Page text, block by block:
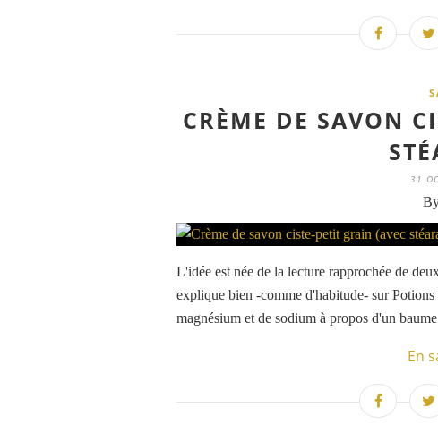
CRÈME DE SAVON
31
L'idée est née de la lecture rapprochée de
explique bien -comme d'habitude- sur
magnésium et de sodium à propos d'un
En